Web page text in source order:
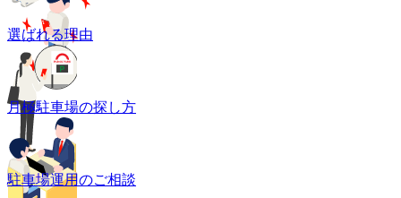
選ばれる理由
月極駐車場の探し方
駐車場運用のご相談